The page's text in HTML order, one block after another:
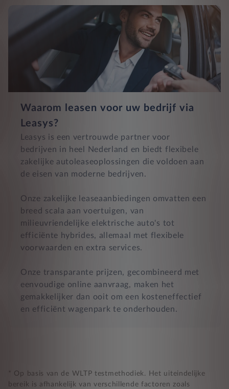
Waarom leasen voor uw bedrijf via
Leasys?
Leasys is een vertrouwde partner voor
bedrijven in heel Nederland en biedt flexibele
zakelijke autoleaseoplossingen die voldoen aan
de eisen van moderne bedrijven.
Onze zakelijke leaseaanbiedingen omvatten een
breed scala aan voertuigen, van
milieuvriendelijke elektrische auto's tot
efficiënte hybrides, allemaal met flexibele
voorwaarden en extra services.
Onze transparante prijzen, gecombineerd met
eenvoudige online aanvraag, maken het
gemakkelijker dan ooit om een kosteneffectief
en efficiënt wagenpark te onderhouden.
* Op basis van de WLTP testmethodiek. Het uiteindelijke
bereik is afhankelijk van verschillende factoren zoals